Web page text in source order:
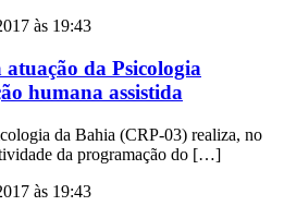
às 19:43
atuação da Psicologia
humana assistida
da Bahia (CRP-03) realiza, no
da programação do […]
às 19:43